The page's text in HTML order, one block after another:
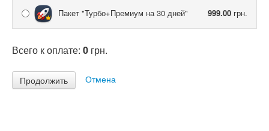
Пакет "Турбо+Премиум на 30 дней" 999.00 грн.
Всего к оплате: 0 грн.
Отмена